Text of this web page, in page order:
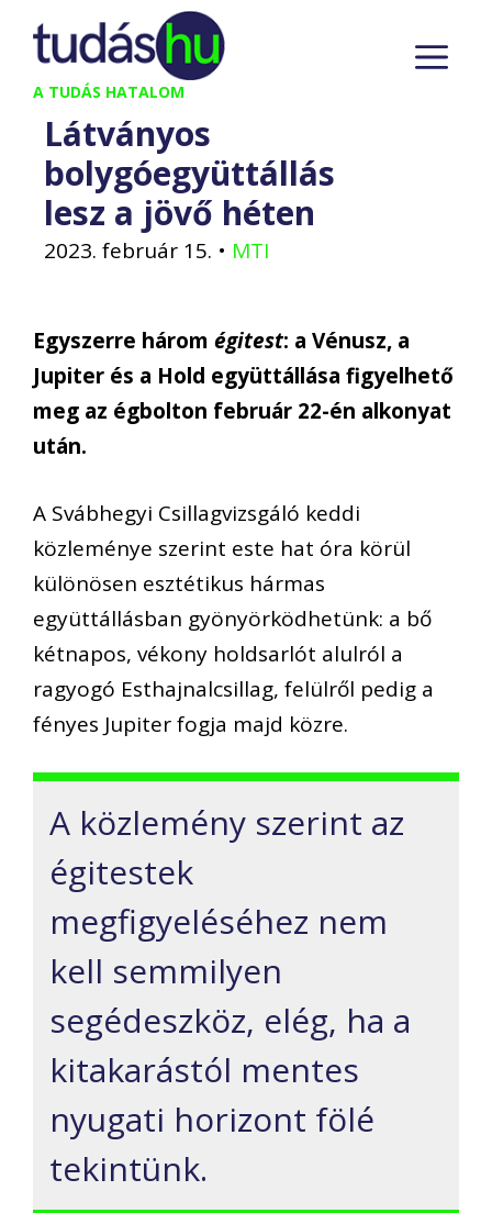
Kilépés
tartalomba
A TUDÁS HATALOM
Látványos
bolygóegyüttállás
lesz a jövő héten
2023. február 15. • MTI
Egyszerre három égitest: a Vénusz, a
Jupiter és a Hold együttállása figyelhető
meg az égbolton február 22-én alkonyat
után.
A Svábhegyi Csillagvizsgáló keddi
közleménye szerint este hat óra körül
különösen esztétikus hármas
együttállásban gyönyörködhetünk: a bő
kétnapos, vékony holdsarlót alulról a
ragyogó Esthajnalcsillag, felülről pedig a
fényes Jupiter fogja majd közre.
A közlemény szerint az
égitestek
megfigyeléséhez nem
kell semmilyen
segédeszköz, elég, ha a
kitakarástól mentes
nyugati horizont fölé
tekintünk.